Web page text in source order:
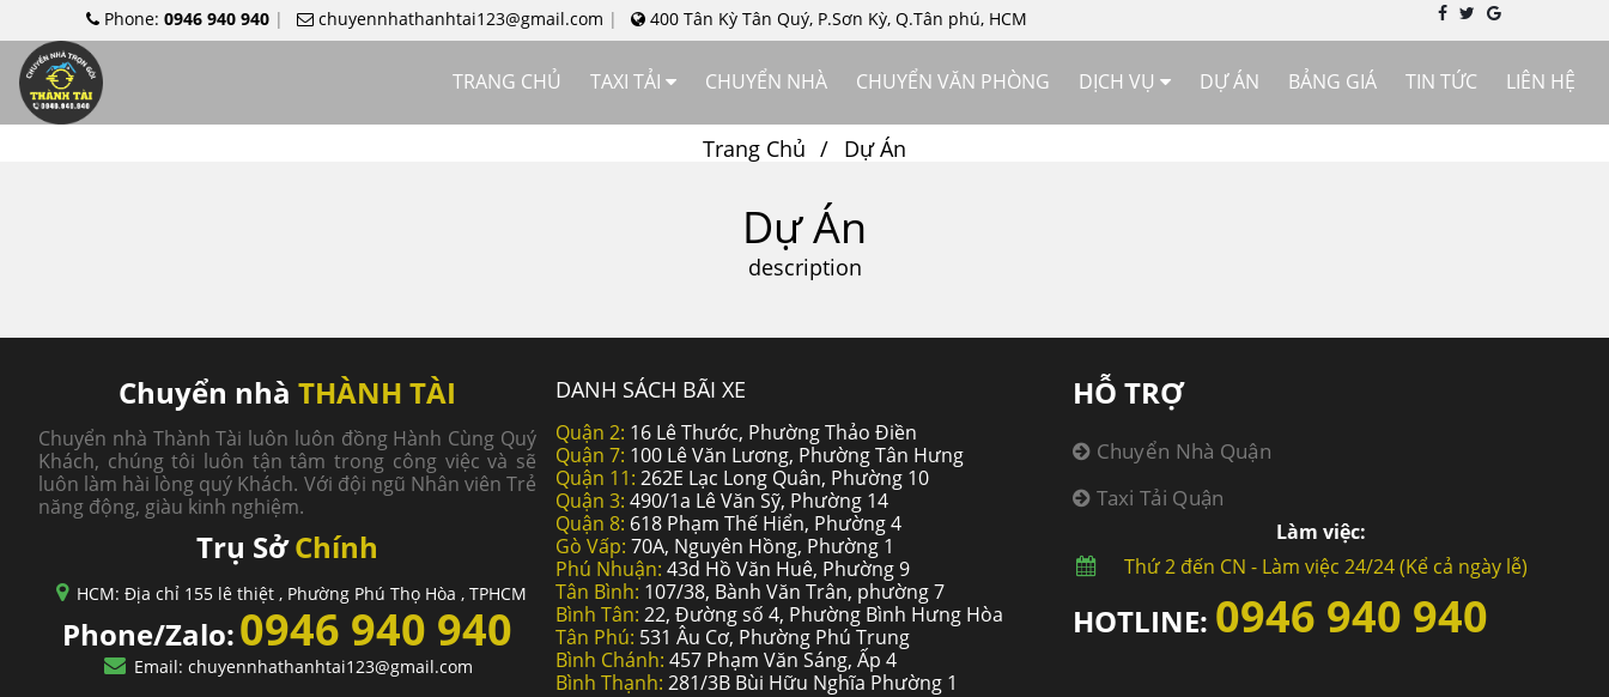
Phone: 0946 940 940 chuyennhathanhtai123@gmail.com 400 Tân Kỳ Tân Quý, P.Sơn Kỳ, Q.Tân phú, HCM
TRANG CHỦ TAXI TẢI CHUYỂN NHÀ CHUYỂN VĂN PHÒNG DỊCH VỤ DỰ ÁN BẢNG GIÁ TIN TỨC LIÊN HỆ
Trang Chủ Dự Án
Dự Án
description
Chuyển nhà THÀNH TÀI
Chuyển nhà Thành Tài luôn luôn đồng Hành Cùng Quý
Khách, chúng tôi luôn tận tâm trong công việc và sẽ
luôn làm hài lòng quý Khách. Với đội ngũ Nhân viên Trẻ
năng động, giàu kinh nghiệm.
Trụ SởChính
HCM: Địa chỉ 155 lê thiệt , Phường Phú Thọ Hòa , TPHCM
Phone/Zalo:0946 940 940
Email: chuyennhathanhtai123@gmail.com
DANH SÁCH BÃI XE
Quận 2: 16 Lê Thước, Phường Thảo Điền
Quận 7: 100 Lê Văn Lương, Phường Tân Hưng
Quận 11: 262E Lạc Long Quân, Phường 10
Quận 3: 490/1a Lê Văn Sỹ, Phường 14
Quận 8: 618 Phạm Thế Hiển, Phường 4
Gò Vấp: 70A, Nguyên Hồng, Phường 1
Phú Nhuận: 43d Hồ Văn Huê, Phường 9
Tân Bình: 107/38, Bành Văn Trân, phường 7
Bình Tân: 22, Đường số 4, Phường Bình Hưng Hòa
Tân Phú: 531 Âu Cơ, Phường Phú Trung
Bình Chánh: 457 Phạm Văn Sáng, Ấp 4
Bình Thạnh: 281/3B Bùi Hữu Nghĩa Phường 1
HỖ TRỢ
Chuyển Nhà Quận
Taxi Tải Quận
Làm việc:
Thứ 2 đến CN - Làm việc 24/24 (Kể cả ngày lễ)
HOTLINE: 0946 940 940